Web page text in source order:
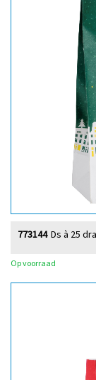
Ds à 25
773144
Op voorraad